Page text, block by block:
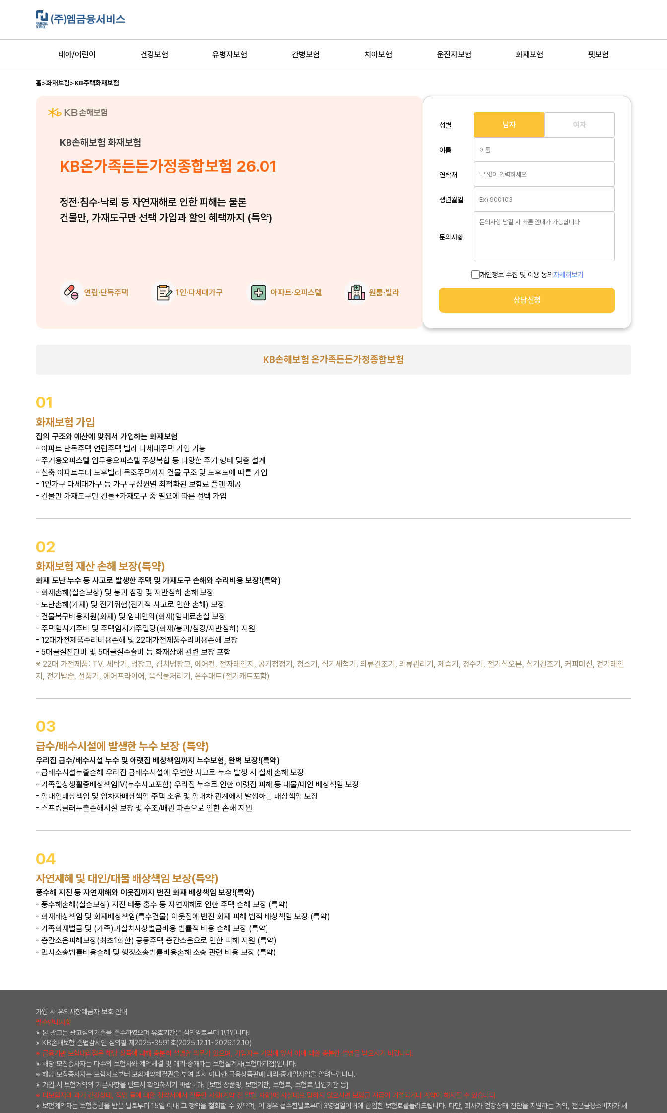
태아/어린이 건강보험 유병자보험 간병보험 치아보험 운전자보험 화재보험 펫보험
홈>화재보험>KB주택화재보험
KB손해보험 화재보험
KB온가족든든가정종합보험 26.01
정전·침수·낙뢰 등 자연재해로 인한 피해는 물론
건물만, 가재도구만 선택 가입과 할인 혜택까지 (특약)
연립·단독주택 1인·다세대가구 아파트·오피스텔 원룸·빌라
성별 남자 여자
이름
연락처
생년월일
문의사항
개인정보 수집 및 이용 동의자세히보기
상담신청
KB손해보험 온가족든든가정종합보험
01
화재보험 가입
집의 구조와 예산에 맞춰서 가입하는 화재보험
- 아파트 단독주택 연립주택 빌라 다세대주택 가입 가능
- 주거용오피스텔 업무용오피스텔 주상복합 등 다양한 주거 형태 맞춤 설계
- 신축 아파트부터 노후빌라 목조주택까지 건물 구조 및 노후도에 따른 가입
- 1인가구 다세대가구 등 가구 구성원별 최적화된 보험료 플랜 제공
- 건물만 가재도구만 건물+가재도구 중 필요에 따른 선택 가입
02
화재보험 재산 손해 보장(특약)
화재 도난 누수 등 사고로 발생한 주택 및 가재도구 손해와 수리비용 보장!(특약)
- 화재손해(실손보상) 및 붕괴 침강 및 지반침하 손해 보장
- 도난손해(가재) 및 전기위험(전기적 사고로 인한 손해) 보장
- 건물복구비용지원(화재) 및 임대인의(화재)임대료손실 보장
- 주택임시거주비 및 주택임시거주일당(화재/붕괴/침강/지반침하) 지원
- 12대가전제품수리비용손해 및 22대가전제품수리비용손해 보장
- 5대골절진단비 및 5대골절수술비 등 화재상해 관련 보장 포함
※ 22대 가전제품: TV, 세탁기, 냉장고, 김치냉장고, 에어컨, 전자레인지, 공기청정기, 청소기, 식기세척기, 의류건조기, 의류관리기, 제습기, 정수기, 전기식오븐, 식기건조기, 커피머신, 전기레인
지, 전기밥솥, 선풍기, 에어프라이어, 음식물처리기, 온수매트(전기캐트포함)
03
급수/배수시설에 발생한 누수 보장 (특약)
우리집 급수/배수시설 누수 및 아랫집 배상책임까지 누수보험, 완벽 보장!(특약)
- 급배수시설누출손해 우리집 급배수시설에 우연한 사고로 누수 발생 시 실제 손해 보장
- 가족일상생활중배상책임IV(누수사고포함) 우리집 누수로 인한 아랫집 피해 등 대물/대인 배상책임 보장
- 임대인배상책임 및 임차자배상책임 주택 소유 및 임대차 관계에서 발생하는 배상책임 보장
- 스프링클러누출손해시설 보장 및 수조/배관 파손으로 인한 손해 지원
04
자연재해 및 대인/대물 배상책임 보장(특약)
풍수해 지진 등 자연재해와 이웃집까지 번진 화재 배상책임 보장!(특약)
- 풍수해손해(실손보상) 지진 태풍 홍수 등 자연재해로 인한 주택 손해 보장 (특약)
- 화재배상책임 및 화재배상책임(특수건물) 이웃집에 번진 화재 피해 법적 배상책임 보장 (특약)
- 가족화재벌금 및 (가족)과실치사상벌금비용 법률적 비용 손해 보장 (특약)
- 층간소음피해보장(최초1회한) 공동주택 층간소음으로 인한 피해 지원 (특약)
- 민사소송법률비용손해 및 행정소송법률비용손해 소송 관련 비용 보장 (특약)
가입 시 유의사항예금자 보호 안내
필수안내사항
※ 본 광고는 광고심의기준을 준수하였으며 유효기간은 심의일로부터 1년입니다.
※ KB손해보험 준법감시인 심의필 제2025-3591호(2025.12.11~2026.12.10)
※ 금융기관 보험대리점은 해당 상품에 대해 충분히 설명할 의무가 있으며, 가입자는 가입에 앞서 이에 대한 충분한 설명을 받으시기 바랍니다.
※ 해당 모집종사자는 다수의 보험사와 계약체결 및 대리·중개하는 보험설계사(보험대리점)입니다.
※ 해당 모집종사자는 보험사로부터 보험계약체결권을 부여 받지 아니한 금융상품판매 대리·중개업자임을 알려드립니다.
※ 가입 시 보험계약의 기본사항을 반드시 확인하시기 바랍니다. [보험 상품명, 보험기간, 보험료, 보험료 납입기간 등]
※ 피보험자의 과거 건강상태, 직업 등에 대한 청약서에서 질문한 사항(계약 전 알릴 사항)에 사실대로 답하지 않으시면 보험금 지급이 거절되거나 계약이 해지될 수 있습니다.
※ 보험계약자는 보험증권을 받은 날로부터 15일 이내 그 청약을 철회할 수 있으며, 이 경우 접수한날로부터 3영업일이내에 납입한 보험료를돌려드립니다. 다만, 회사가 건강상태 진단을 지원하는 계약, 전문금융소비자가 체